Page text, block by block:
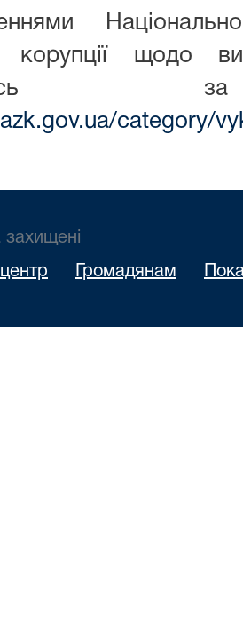
корупції щодо
category/
Громадянам